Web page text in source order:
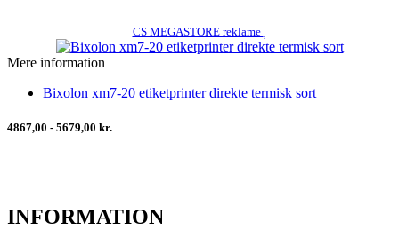
CS MEGASTORE reklame
Mere information
Bixolon xm7-20 etiketprinter direkte termisk sort
4867,00 - 5679,00 kr.
INFORMATION